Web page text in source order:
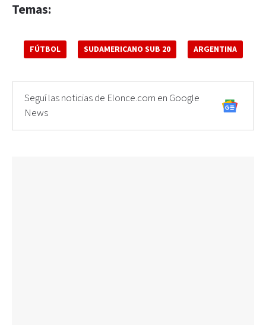
Temas:
FÚTBOL SUDAMERICANO SUB 20 ARGENTINA
Seguí las noticias de Elonce.com en Google
News